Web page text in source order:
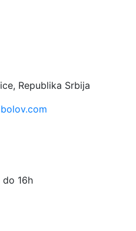
Republika Srbija
16h